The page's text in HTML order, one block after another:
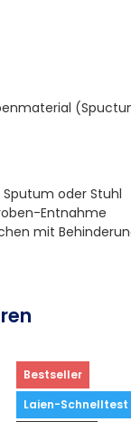
Sputum oder Stuhl
Entnahme
mit
Bestseller
Laien-Schnelltest